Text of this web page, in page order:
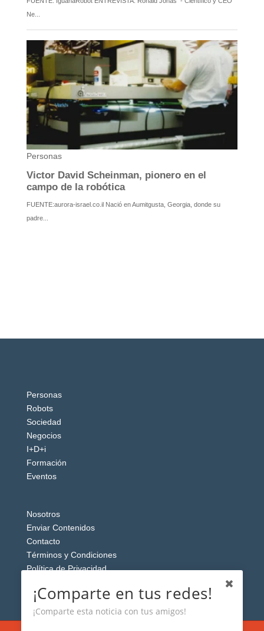
Personas
Robots
Sociedad
Negocios
I+D+i
Formación
Eventos
Nosotros
Enviar Contenidos
Contacto
Términos y Condiciones
Política de Privacidad
¡Comparte en tus redes!
¡Comparte esta noticia con tus amigos!